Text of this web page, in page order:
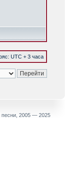
UTC + 3 часа
песни, 2005 — 2025